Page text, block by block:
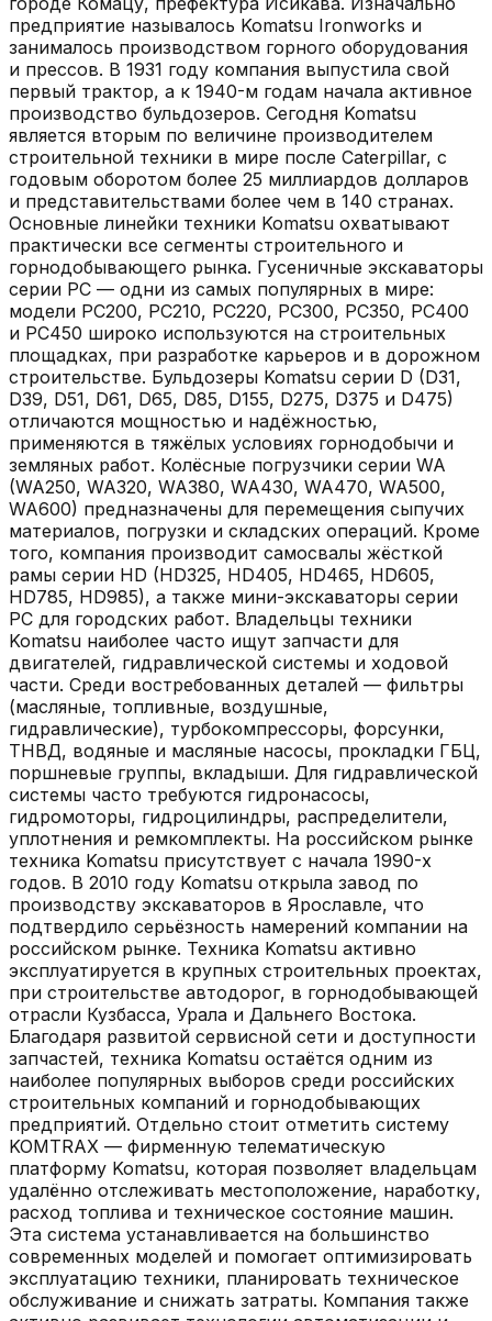
предприятие называлось Komatsu Ironworks и
занималось производством горного оборудования
и прессов. В 1931 году компания выпустила свой
первый трактор, а к 1940-м годам начала активное
производство бульдозеров. Сегодня Komatsu
является вторым по величине производителем
строительной техники в мире после Caterpillar, с
годовым оборотом более 25 миллиардов долларов
и представительствами более чем в 140 странах.
Основные линейки техники Komatsu охватывают
практически все сегменты строительного и
горнодобывающего рынка. Гусеничные экскаваторы
серии PC — одни из самых популярных в мире:
модели PC200, PC210, PC220, PC300, PC350, PC400
и PC450 широко используются на строительных
площадках, при разработке карьеров и в дорожном
строительстве. Бульдозеры Komatsu серии D (D31,
D39, D51, D61, D65, D85, D155, D275, D375 и D475)
отличаются мощностью и надёжностью,
применяются в тяжёлых условиях горнодобычи и
земляных работ. Колёсные погрузчики серии WA
(WA250, WA320, WA380, WA430, WA470, WA500,
WA600) предназначены для перемещения сыпучих
материалов, погрузки и складских операций. Кроме
того, компания производит самосвалы жёсткой
рамы серии HD (HD325, HD405, HD465, HD605,
HD785, HD985), а также мини-экскаваторы серии
PC для городских работ. Владельцы техники
Komatsu наиболее часто ищут запчасти для
двигателей, гидравлической системы и ходовой
части. Среди востребованных деталей — фильтры
(масляные, топливные, воздушные,
гидравлические), турбокомпрессоры, форсунки,
ТНВД, водяные и масляные насосы, прокладки ГБЦ,
поршневые группы, вкладыши. Для гидравлической
системы часто требуются гидронасосы,
гидромоторы, гидроцилиндры, распределители,
уплотнения и ремкомплекты. На российском рынке
техника Komatsu присутствует с начала 1990-х
годов. В 2010 году Komatsu открыла завод по
производству экскаваторов в Ярославле, что
подтвердило серьёзность намерений компании на
российском рынке. Техника Komatsu активно
эксплуатируется в крупных строительных проектах,
при строительстве автодорог, в горнодобывающей
отрасли Кузбасса, Урала и Дальнего Востока.
Благодаря развитой сервисной сети и доступности
запчастей, техника Komatsu остаётся одним из
наиболее популярных выборов среди российских
строительных компаний и горнодобывающих
предприятий. Отдельно стоит отметить систему
KOMTRAX — фирменную телематическую
платформу Komatsu, которая позволяет владельцам
удалённо отслеживать местоположение, наработку,
расход топлива и техническое состояние машин.
Эта система устанавливается на большинство
современных моделей и помогает оптимизировать
эксплуатацию техники, планировать техническое
обслуживание и снижать затраты. Компания также